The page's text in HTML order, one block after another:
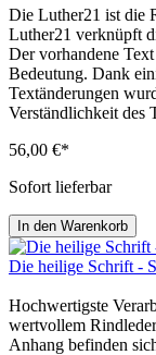
Die Luther21 ist die
Luther21 verknüpft
Der vorhandene
Bedeutung. Dank
Textänderungen
Verständlichkeit des
56,00 €*
Sofort lieferbar
In den Warenkorb
Die heilige Schrift -
Hochwertigste
wertvollem
Anhang befinden